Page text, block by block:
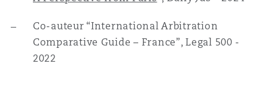
Co-auteur “International Arbitration
Comparative Guide – France”, Legal 500 -
2022